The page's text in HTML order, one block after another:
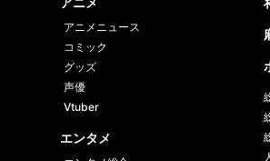
アニメニュース
コミック
グッズ
声優
Vtuber
エンタメ